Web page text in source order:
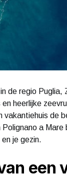
de regio
heerlijke
vakantiehuis de
a
je gezin.
een